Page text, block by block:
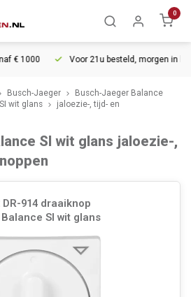
0
Voor 21u besteld, morgen in huis*
Busch-Jaeger
Busch-Jaeger Balance
wit glans
jaloezie-, tijd- en
SI wit glans jaloezie-,
914 draaiknop
SI wit glans